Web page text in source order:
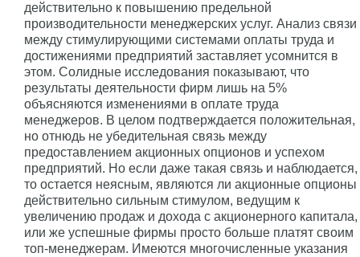
действительно к повышению предельной
производительности менеджерских услуг. Анализ связи
между стимулирующими системами оплаты труда и
достижениями предприятий заставляет усомнится в
этом. Солидные исследования показывают, что
результаты деятельности фирм лишь на 5%
объясняются изменениями в оплате труда
менеджеров. В целом подтверждается положительная,
но отнюдь не убедительная связь между
предоставлением акционных опционов и успехом
предприятий. Но если даже такая связь и наблюдается,
то остается неясным, являются ли акционные опционы
действительно сильным стимулом, ведущим к
увеличению продаж и дохода с акционерного капитала,
или же успешные фирмы просто больше платят своим
топ-менеджерам. Имеются многочисленные указания